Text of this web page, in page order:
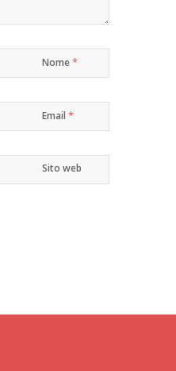
Nome*
Email *
Sito web